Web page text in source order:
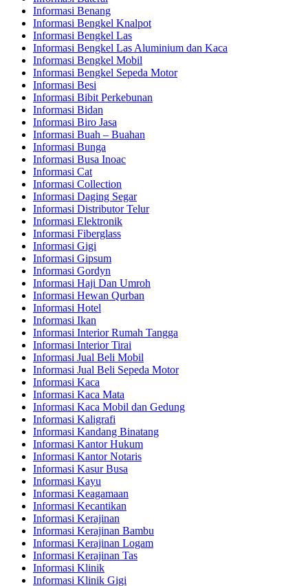
Informasi Benang
Informasi Bengkel Knalpot
Informasi Bengkel Las
Informasi Bengkel Las Aluminium dan Kaca
Informasi Bengkel Mobil
Informasi Bengkel Sepeda Motor
Informasi Besi
Informasi Bibit Perkebunan
Informasi Bidan
Informasi Biro Jasa
Informasi Buah – Buahan
Informasi Bunga
Informasi Busa Inoac
Informasi Cat
Informasi Collection
Informasi Daging Segar
Informasi Distributor Telur
Informasi Elektronik
Informasi Fiberglass
Informasi Gigi
Informasi Gipsum
Informasi Gordyn
Informasi Haji Dan Umroh
Informasi Hewan Qurban
Informasi Hotel
Informasi Ikan
Informasi Interior Rumah Tangga
Informasi Interior Tirai
Informasi Jual Beli Mobil
Informasi Jual Beli Sepeda Motor
Informasi Kaca
Informasi Kaca Mata
Informasi Kaca Mobil dan Gedung
Informasi Kaligrafi
Informasi Kandang Binatang
Informasi Kantor Hukum
Informasi Kantor Notaris
Informasi Kasur Busa
Informasi Kayu
Informasi Keagamaan
Informasi Kecantikan
Informasi Kerajinan
Informasi Kerajinan Bambu
Informasi Kerajinan Logam
Informasi Kerajinan Tas
Informasi Klinik
Informasi Klinik Gigi